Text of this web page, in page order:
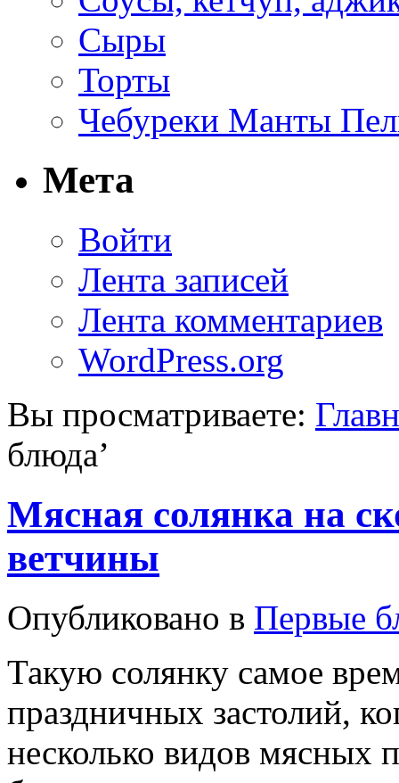
Сыры
Торты
Чебуреки Манты
Мета
Войти
Лента записей
Лента комментариев
WordPress.org
Вы просматриваете:
блюда’
Мясная солянка на
ветчины
Опубликовано в Первые
Такую солянку самое
праздничных застолий,
несколько видов мясных